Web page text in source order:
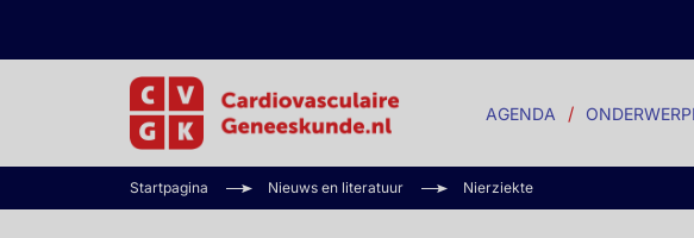
AGENDA
Startpagina Nieuws en literatuur Nierziekte